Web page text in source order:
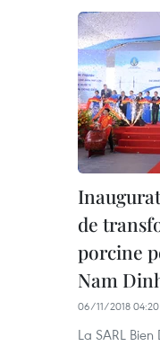
de
porcine
Nam
06/11/2018 04:20
La SARL